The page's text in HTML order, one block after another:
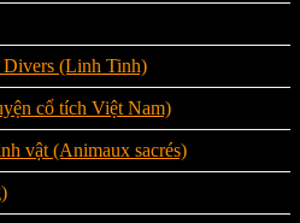
Divers (Linh Tinh)
cổ tích Việt Nam)
vật (Animaux sacrés)